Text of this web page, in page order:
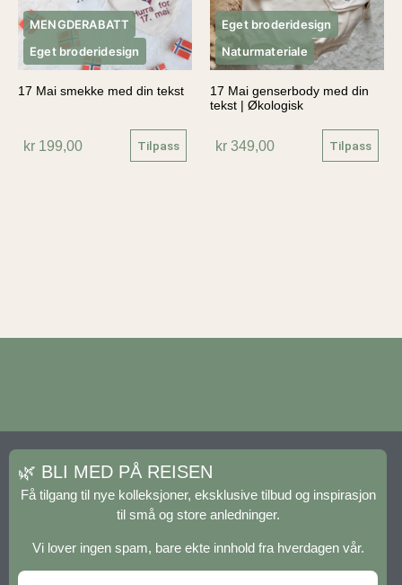
Eget broderidesign
MENGDERABATT
17 Mai smekke med din tekst
kr 199,00 Tilpass
Naturmateriale
Eget broderidesign
17 Mai genserbody med din
tekst | Økologisk
kr 349,00 Tilpass
🌿 BLI MED PÅ REISEN
Få tilgang til nye kolleksjoner, eksklusive tilbud og inspirasjon
til små og store anledninger.
Vi lover ingen spam, bare ekte innhold fra hverdagen vår.